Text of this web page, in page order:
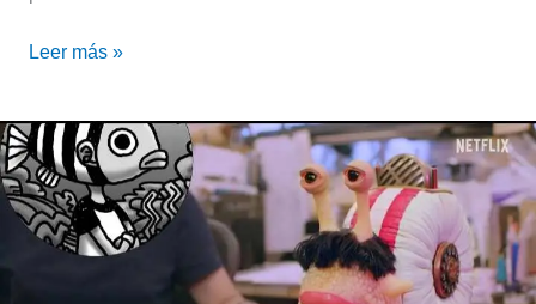
Leer más »
Eiichiro
Oda
confirmó
la
segunda